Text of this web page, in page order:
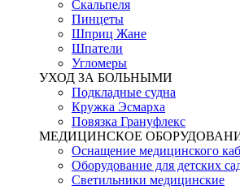
Скальпеля
Пинцеты
Шприц Жане
Шпатели
Угломеры
УХОД ЗА БОЛЬНЫМИ
Подкладные судна
Кружка Эсмарха
Повязка Грануфлекс
МЕДИЦИНСКОЕ
Оснащение медицинского
Оборудование для детских
Светильники медицинские